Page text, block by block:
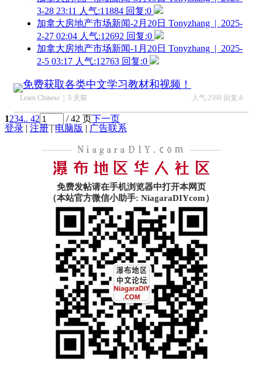
3-28 23:11 人气:11884 回复:0
加拿大房地产市场新闻-2月20日 Tonyzhang | 2025-
2-27 02:04 人气:12692 回复:0
加拿大房地产市场新闻-1月20日 Tonyzhang | 2025-
2-5 03:17 人气:12763 回复:0
免费获取各类中文学习教材和视频！
Learn Chinese | 5 天前 人气:2598 回复:8
1234.. 42 / 42 页下一页
登录 | 注册|电脑版 | 广告联系
免费发帖请在手机浏览器中打开本网页
（本站官方微信小助手: NiagaraDIYcom）